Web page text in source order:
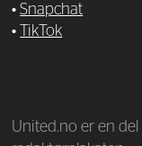
•Snapchat
•
TikTok
United.no er en